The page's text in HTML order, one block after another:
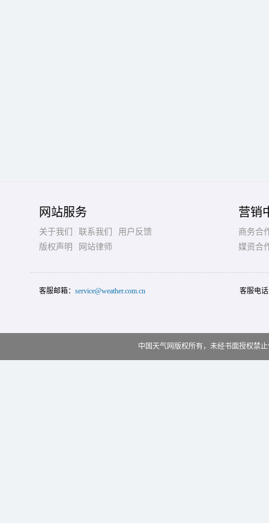
网站服务
关于我们 联系我们
用户反馈
版权声明
网站律师
营销
商务合
媒资合
客服邮箱： service@weather.com.cn 客服电
中国天气网版权所有，未经书面授权